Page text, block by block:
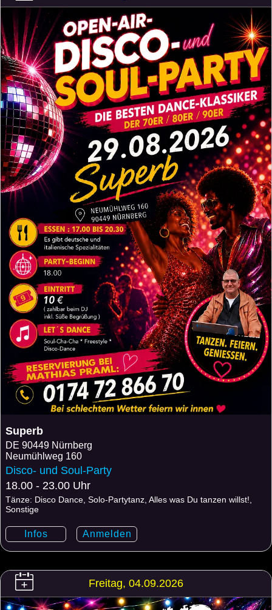
Superb
DE 90449 Nürnberg
Neumühlweg 160
Disco- und Soul-Party
18.00 - 23.00 Uhr
Tänze: Disco Dance, Solo-Partytanz, Alles was Du tanzen willst!,
Sonstige
Infos Anmelden
Freitag, 04.09.2026